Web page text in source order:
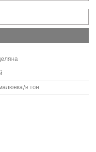
в тон